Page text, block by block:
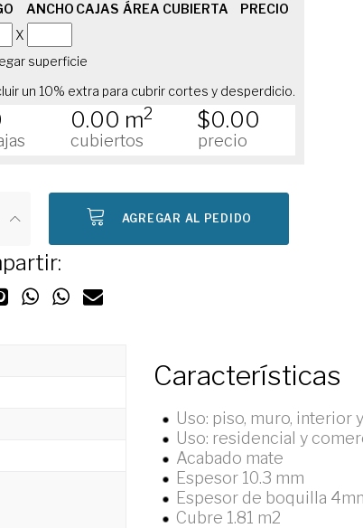
ANCHO CAJAS ÁREA CUBIERTA
PRECIO
X
superficie
un 10% extra para cubrir cortes y desperdicio.
0.00 m2
cubiertos
$0.00
precio
AGREGAR AL PEDIDO
Características
Uso: piso, muro, interior
Uso: residencial y
Acabado mate
Espesor 10.3 mm
Espesor de boquilla
Cubre 1.81 m2